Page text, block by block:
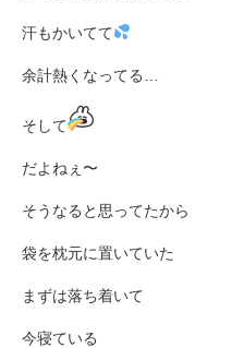
汗もかいてて
余計熱くなってる…
そして
だよねぇ〜
そうなると思ってたから
袋を枕元に置いていた
まずは落ち着いて
今寝ている